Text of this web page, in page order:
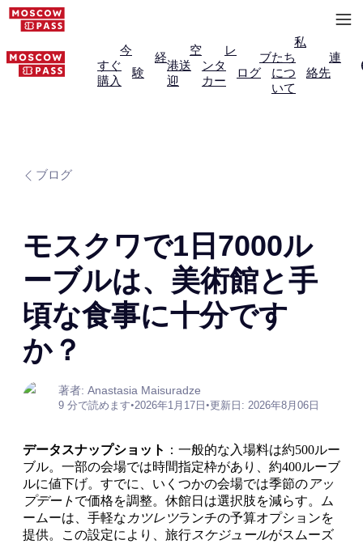
今
すぐ
購入
経
験
空
港送
迎
レ
ンタ
カー
ブ
ログ
私
たち
につ
いて
連
絡先
ブログ
モスクワで1日7000ル
ーブルは、美術館と手
頃な食事に十分です
か？
著者: Anastasia Maisuradze
9 分で読めます•2026年1月17日 •更新日: 2026年8月06日
データスナップショット ：一般的な入場料は約500ルー
ブル。一部の会場では時間指定枠があり、約400ルーブ
ルに値下げ。すでに、いくつかの会場では季節の アッ
プデート で価格を調整。休館日は選択肢を減らす。ム
ームーは、手軽な カツレツランチの予算オプションを
提供。この設定により、旅行 スケジュールがスムーズ